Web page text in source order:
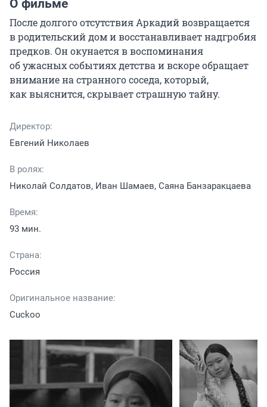
О фильме
После долгого отсутствия Аркадий возвращается
в родительский дом и восстанавливает надгробия
предков. Он окунается в воспоминания
об ужасных событиях детства и вскоре обращает
внимание на странного соседа, который,
как выяснится, скрывает страшную тайну.
Директор:
Евгений Николаев
В ролях:
Николай Солдатов, Иван Шамаев, Саяна Банзаракцаева
Время:
93 мин.
Страна:
Россия
Оригинальное название:
Cuckoo